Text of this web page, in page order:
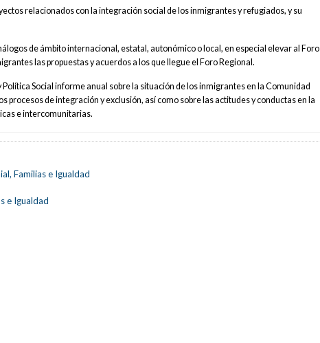
relacionados con la integración social de los inmigrantes y refugiados, y su
de ámbito internacional, estatal, autonómico o local, en especial elevar al Foro
las propuestas y acuerdos a los que llegue el Foro Regional.
Social informe anual sobre la situación de los inmigrantes en la Comunidad
procesos de integración y exclusión, así como sobre las actitudes y conductas en la
e intercomunitarias.
Familias e Igualdad
e Igualdad